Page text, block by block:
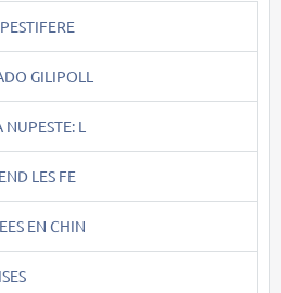
GILIPOLL
L
LES FE
EN CHIN